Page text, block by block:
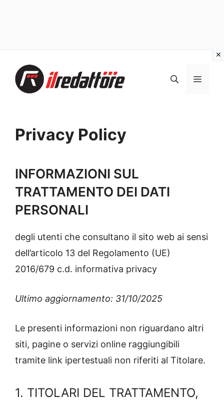
contenuto
Privacy Policy
INFORMAZIONI SUL
TRATTAMENTO DEI DATI
PERSONALI
degli utenti che consultano il sito web ai sensi
dell’articolo 13 del Regolamento (UE)
2016/679 c.d. informativa privacy
Ultimo aggiornamento: 31/10/2025
Le presenti informazioni non riguardano altri
siti, pagine o servizi online raggiungibili
tramite link ipertestuali non riferiti al Titolare.
1. TITOLARI DEL TRATTAMENTO,